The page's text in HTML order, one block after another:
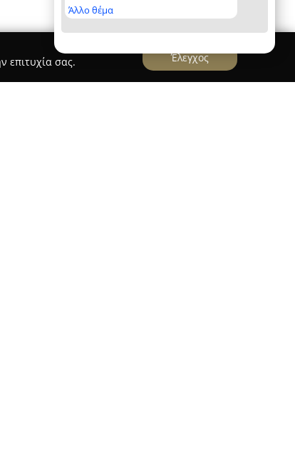
Άλλο θέμα
επιτυχία σας.
Έλεγχος